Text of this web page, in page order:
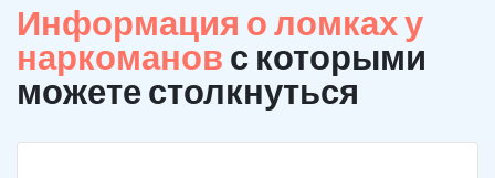
Информация о ломках у
наркоманов с которыми
можете столкнуться